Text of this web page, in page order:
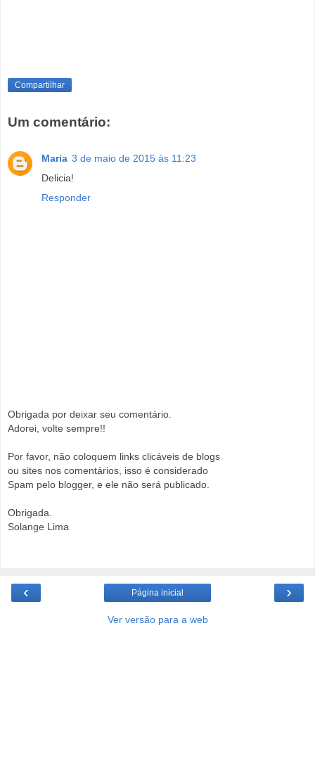
Compartilhar
Um comentário:
Maria 3 de maio de 2015 às 11:23
Delicia!
Responder
Obrigada por deixar seu comentário.
Adorei, volte sempre!!
Por favor, não coloquem links clicáveis de blogs
ou sites nos comentários, isso é considerado
Spam pelo blogger, e ele não será publicado.
Obrigada.
Solange Lima
‹ ›
Página inicial
Ver versão para a web